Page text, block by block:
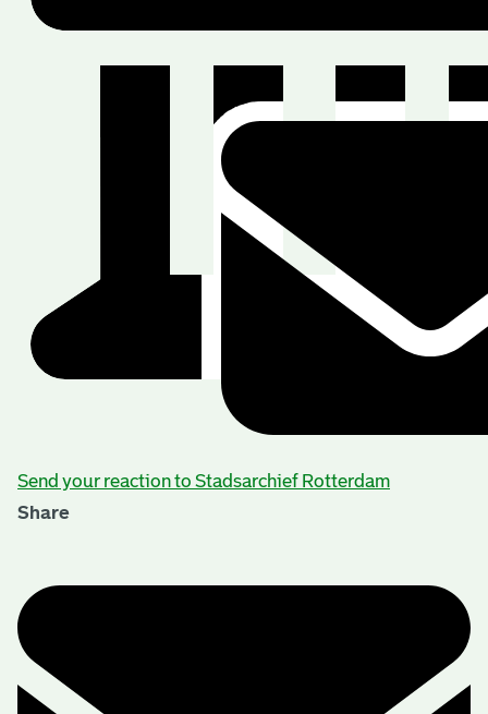
Send your reaction to Stadsarchief Rotterdam
Share